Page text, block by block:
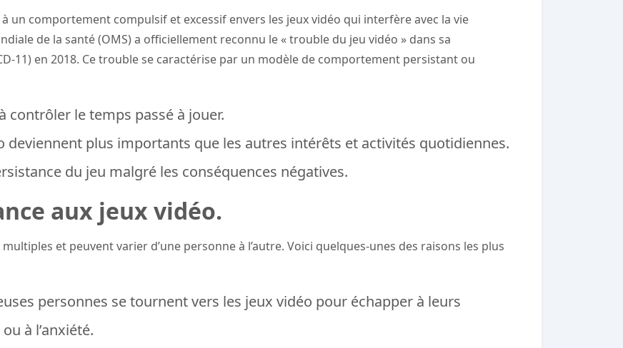
un comportement compulsif et excessif envers les jeux vidéo qui interfère avec la vie
de la santé (OMS) a officiellement reconnu le « trouble du jeu vidéo » dans sa
11) en 2018. Ce trouble se caractérise par un modèle de comportement persistant ou
contrôler le temps passé à jouer.
deviennent plus importants que les autres intérêts et activités quotidiennes.
du jeu malgré les conséquences négatives.
aux jeux vidéo.
et peuvent varier d’une personne à l’autre. Voici quelques-unes des raisons les plus
personnes se tournent vers les jeux vidéo pour échapper à leurs
à l’anxiété.